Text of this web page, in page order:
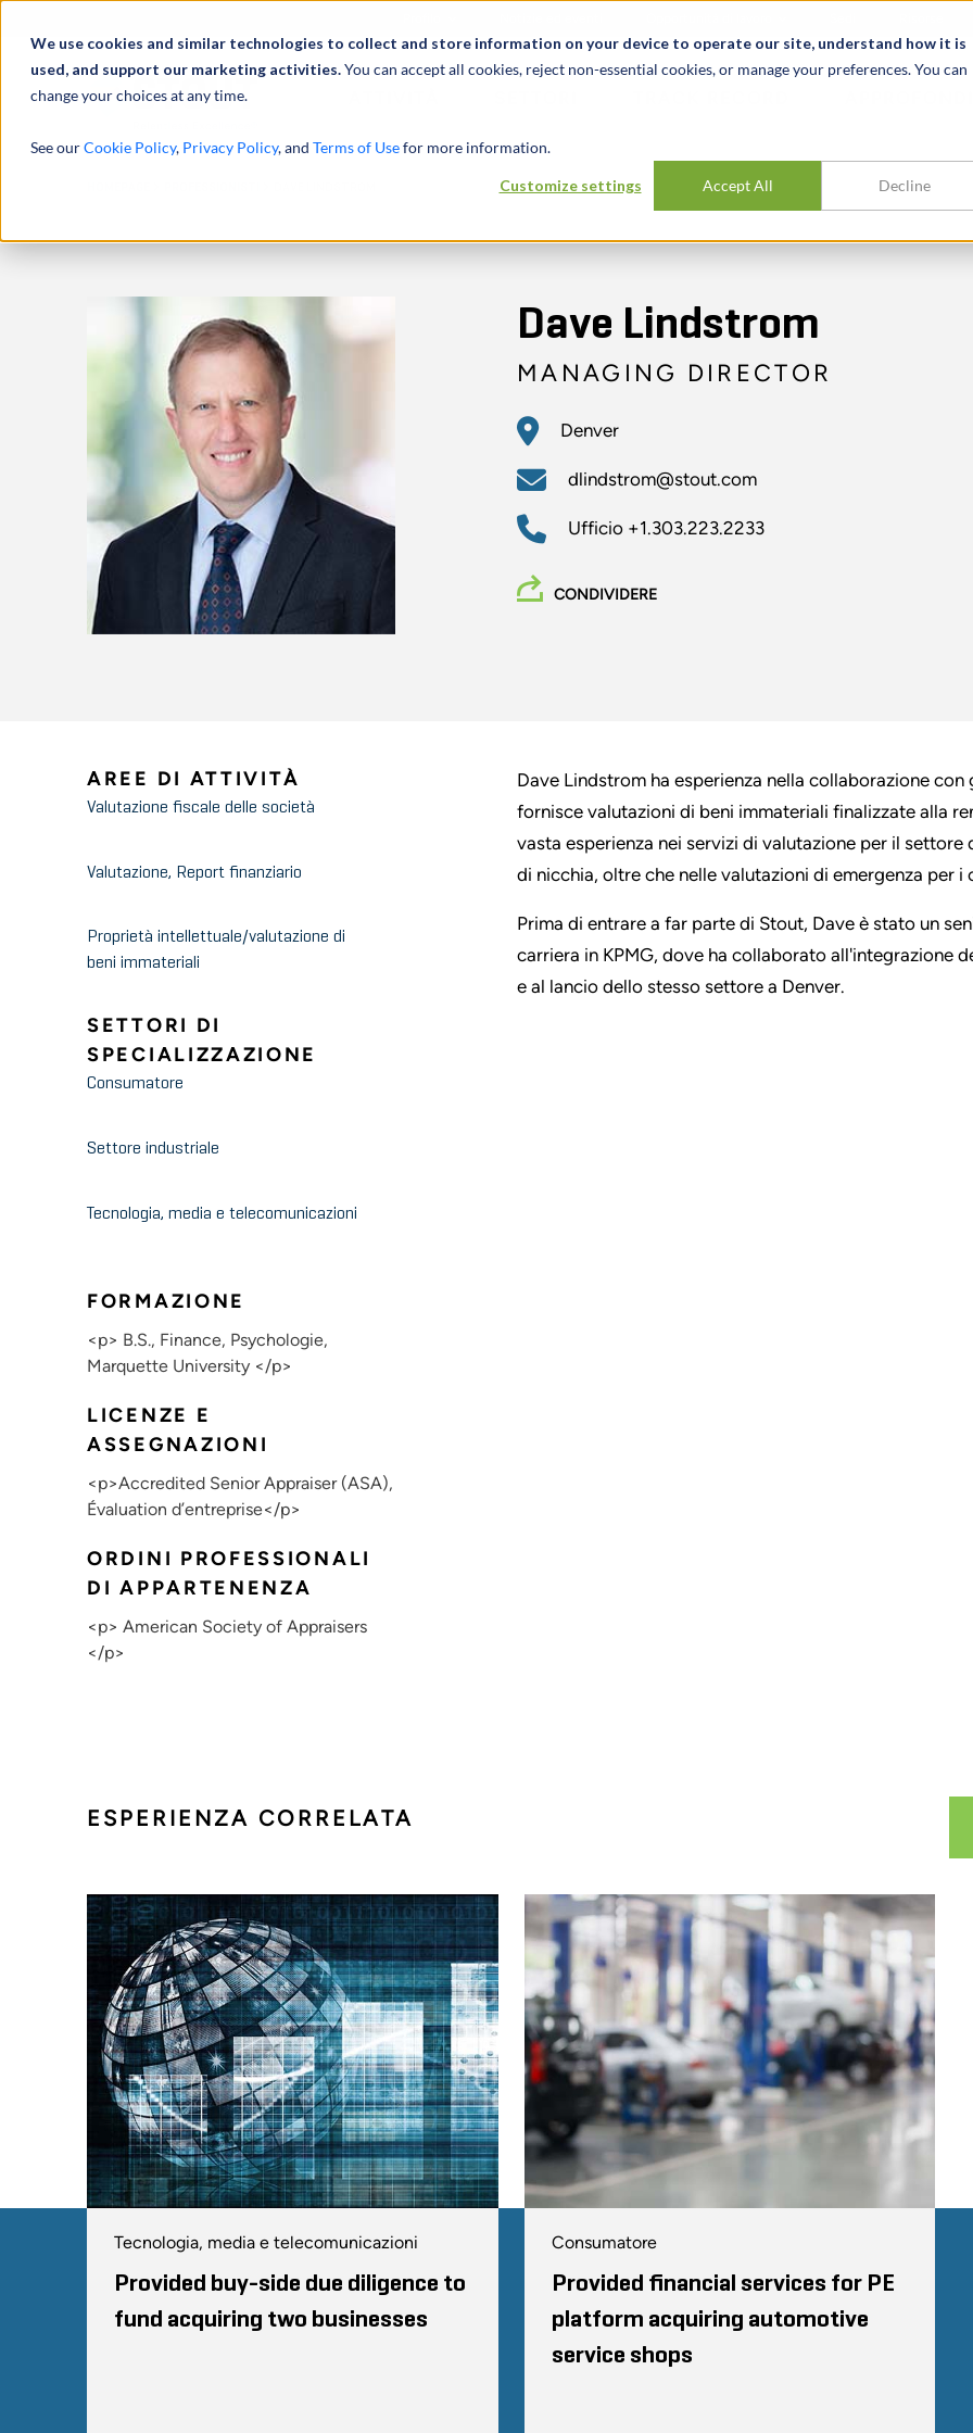
We use cookies and similar technologies to collect and store information on your device to operate our site, understand how it is
used, and support our marketing activities.You can accept all cookies, reject non-essential cookies, or manage your preferences. You can
change your choices at any time.
See ourCookie Policy, Privacy Policy, and Terms of Usefor more information.
Customize settings Accept All Decline
Dave Lindstrom
MANAGING DIRECTOR
Denver
dlindstrom@stout.com
Ufficio +1.303.223.2233
CONDIVIDERE
Dave Lindstrom ha esperienza nella collaborazione
fornisce valutazioni di beni immateriali finalizzate alla
vasta esperienza nei servizi di valutazione per il
di nicchia, oltre che nelle valutazioni di emergenza per
Prima di entrare a far parte di Stout, Dave è stato un
carriera in KPMG, dove ha collaborato all'integrazione
e al lancio dello stesso settore a Denver.
AREE DI ATTIVITÀ
Valutazione fiscale delle società
Valutazione, Report finanziario
Proprietà intellettuale/valutazione di
beni immateriali
SETTORI DI
SPECIALIZZAZIONE
Consumatore
Settore industriale
Tecnologia, media e telecomunicazioni
FORMAZIONE
<p> B.S., Finance, Psychologie,
Marquette University </p>
LICENZE E
ASSEGNAZIONI
<p>Accredited Senior Appraiser (ASA),
Évaluation d’entreprise</p>
ORDINI PROFESSIONALI
DI APPARTENENZA
<p> American Society of Appraisers
</p>
ESPERIENZA CORRELATA
Tecnologia, media e telecomunicazioni
Provided buy-side due diligence to
fund acquiring two businesses
Consumatore
Provided financial services for PE
platform acquiring automotive
service shops